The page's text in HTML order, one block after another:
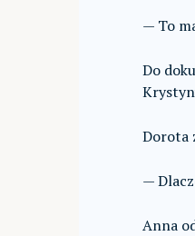
— To
Do
Dorota
—
Anna